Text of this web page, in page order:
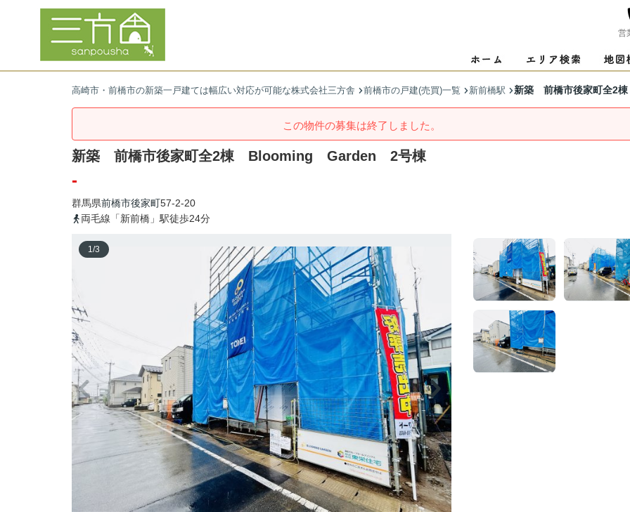
営
高崎市・前橋市の新築一戸建ては幅広い対応が可能な株式会社三方舎 前橋市の戸建(売買)一覧 新前橋駅 新築 前橋市後家町全
この物件の募集は終了しました。
新築 前橋市後家町全2棟 Blooming Garden 2号棟
-
群馬県前橋市後家町57-2-20
両毛線「新前橋」駅徒歩24分
1/3